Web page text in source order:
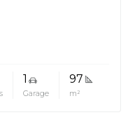
1
Garage
97
m²